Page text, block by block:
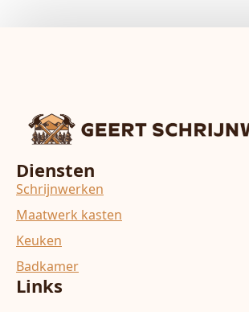
Diensten
Schrijnwerken
Maatwerk kasten
Keuken
Badkamer
Links